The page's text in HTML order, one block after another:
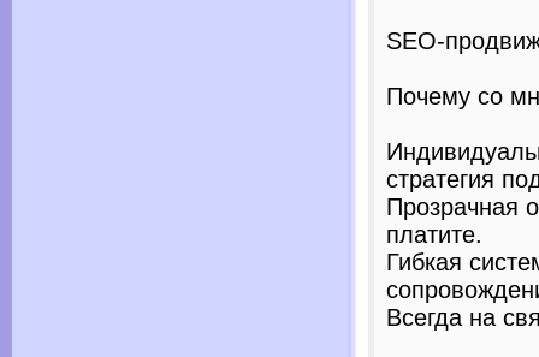
SEO-
Почему со
стратегия
Прозрачная
платите.
Гибкая
Всегда на